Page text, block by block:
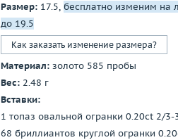
Показать все
Размер: 17.5, бесплатно изменим на
до 19.5
Как заказать изменение размера?
Материал: золото 585 пробы
Вес: 2.48 г
Вставки:
1 топаз овальной огранки 0.20ct 2/3-
68 бриллиантов круглой огранки